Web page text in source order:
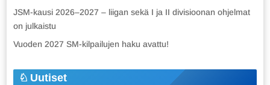
JSM-kausi 2026–2027 – liigan sekä I ja II divisioonan ohjelmat
on julkaistu
Vuoden 2027 SM-kilpailujen haku avattu!
Uutiset